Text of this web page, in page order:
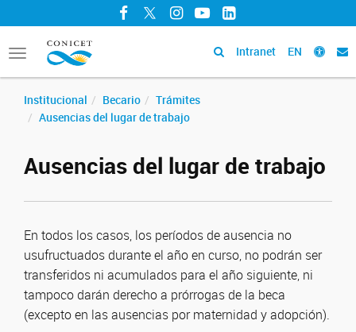
Facebook
TwitterInstagram
YouTubeLinkedIn
Toggle
navigation
Intranet EN
Institucional Becario
Trámites
Ausencias del lugar de trabajo
Ausencias del lugar de trabajo
En todos los casos, los períodos de ausencia no
usufructuados durante el año en curso, no podrán ser
transferidos ni acumulados para el año siguiente, ni
tampoco darán derecho a prórrogas de la beca
(excepto en las ausencias por maternidad y adopción).